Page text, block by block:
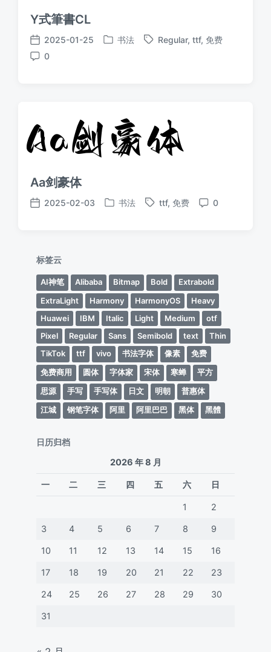
Y式筆書CL
发
布
2025-01-25
发
书法
标
Regular, ttf, 免费
评
0
Aa剑豪体
发
2025-02-03
发
书法
标
ttf, 免费
评
0
标签云
AI神笔 Alibaba Bitmap Bold
Extrabold
ExtraLight
Harmony HarmonyOS
Heavy
Huawei
IBM Italic Light Medium
otf
Pixel
Regular Sans Semibold text
Thin
TikTok
ttf vivo 书法字体 像素
免费
免费商用
圆体 字体家 宋体 寒蝉
平方
思源
手写 手写体 日文 明朝
普惠体
江城
钢笔字体 阿里 阿里巴巴 黑体 黑體
日历归档
2026 年 8 月
一 二 三 四 五 六 日
1 2
3 4 5 6 7 8 9
10 11 12 13 14 15 16
17 18 19 20 21 22 23
24 25 26 27 28 29 30
31